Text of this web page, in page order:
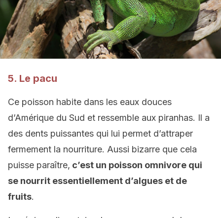
5. Le pacu
Ce poisson habite dans les eaux douces
d’Amérique du Sud et ressemble aux piranhas. Il a
des dents puissantes qui lui permet d’attraper
fermement la nourriture. Aussi bizarre que cela
puisse paraître, c’est un poisson omnivore qui
se nourrit essentiellement d’algues et de
fruits.